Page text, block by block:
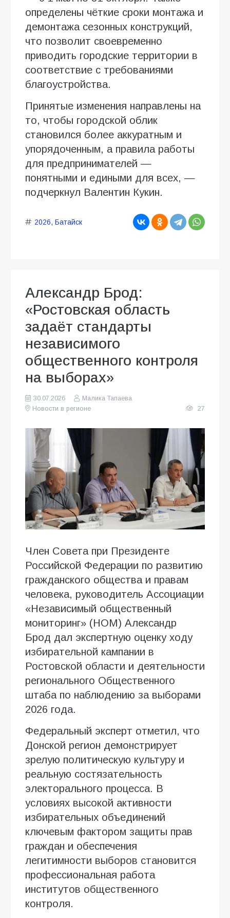
определены чёткие сроки монтажа и
демонтажа сезонных конструкций,
что позволит своевременно
приводить городские территории в
соответствие с требованиями
благоустройства.
Принятые изменения направлены на
то, чтобы городской облик
становился более аккуратным и
упорядоченным, а правила работы
для предпринимателей —
понятными и едиными для всех, —
подчеркнул Валентин Кукин.
2026, Батайск
Александр Брод:
«Ростовская область
задаёт стандарты
независимого
общественного контроля
на выборах»
30.07.2026
Малика Тапаева
Новости в регионе
27
Член Совета при Президенте
Российской Федерации по развитию
гражданского общества и правам
человека, руководитель Ассоциации
«Независимый общественный
мониторинг» (НОМ) Александр
Брод дал экспертную оценку ходу
избирательной кампании в
Ростовской области и деятельности
регионального Общественного
штаба по наблюдению за выборами
2026 года.
Федеральный эксперт отметил, что
Донской регион демонстрирует
зрелую политическую культуру и
реальную состязательность
электорального процесса. В
условиях высокой активности
избирательных объединений
ключевым фактором защиты прав
граждан и обеспечения
легитимности выборов становится
профессиональная работа
институтов общественного
контроля.